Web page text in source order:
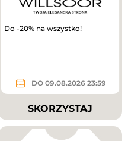
Do -20% na wszystko!
DO 09.08.2026 23:59
SKORZYSTAJ